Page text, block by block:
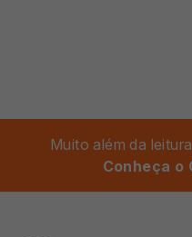
Muito além da
Conheça o